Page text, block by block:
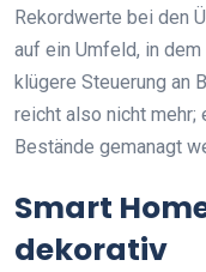
Rekordwerte bei den
auf ein Umfeld, in
klügere Steuerung an
reicht also nicht
Bestände gemanagt
Smart
dekorativ